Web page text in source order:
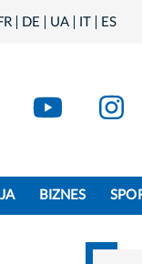
DE UA IT ES
Kraków - X
BIZNES